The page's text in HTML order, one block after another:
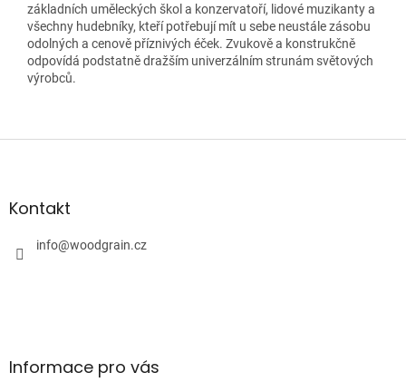
základních uměleckých škol a konzervatoří, lidové muzikanty a
všechny hudebníky, kteří potřebují mít u sebe neustále zásobu
odolných a cenově příznivých éček. Zvukově a konstrukčně
odpovídá podstatně dražším univerzálním strunám světových
výrobců.
Z
aKontakt
info@woodgrain.cz
Informace pro vás